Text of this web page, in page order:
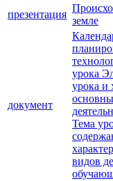
презентация
земле
документ
урока
урока и
Тема
видов